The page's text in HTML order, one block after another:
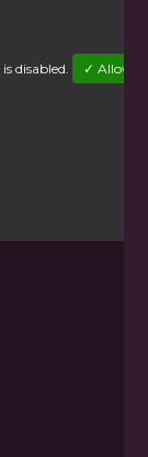
is disabled. ✓ Allow